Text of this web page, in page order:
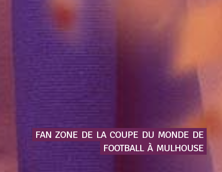
FAN ZONE DE LA COUPE DU MONDE DE
FOOTBALL À MULHOUSE